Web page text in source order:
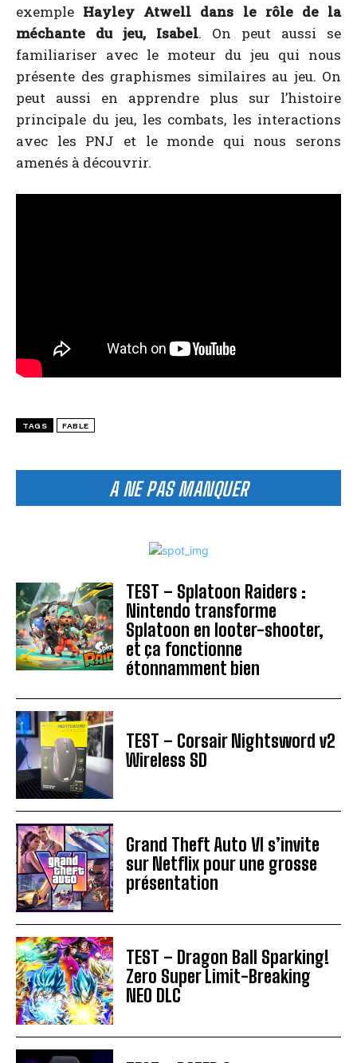
A NE PAS MANQUER
TEST – Splatoon Raiders :
Nintendo transforme
Splatoon en looter-shooter,
et ça fonctionne
étonnamment bien
TEST – Corsair Nightsword v2
Wireless SD
Grand Theft Auto VI s’invite
sur Netflix pour une grosse
présentation
TEST – Dragon Ball Sparking!
Zero Super Limit-Breaking
NEO DLC
exemple Hayley Atwell dans le rôle de la
méchante du jeu, Isabel. On peut aussi se
familiariser avec le moteur du jeu qui nous
présente des graphismes similaires au jeu. On
peut aussi en apprendre plus sur l’histoire
principale du jeu, les combats, les interactions
avec les PNJ et le monde qui nous serons
amenés à découvrir.
TAGS FABLE